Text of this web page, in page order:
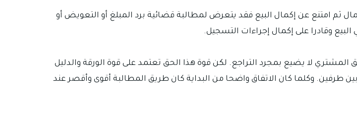
ثم امتنع عن إكمال البيع فقد يتعرض لمطالبة قضائية برد المبلغ أو التعويض أو
وقادرا على إكمال إجراءات التسجيل.
المشتري لا يضيع بمجرد التراجع. لكن قوة هذا الحق تعتمد على قوة الورقة والدليل
طرفين. وكلما كان الاتفاق واضحا من البداية كان طريق المطالبة أقوى وأقصر عند